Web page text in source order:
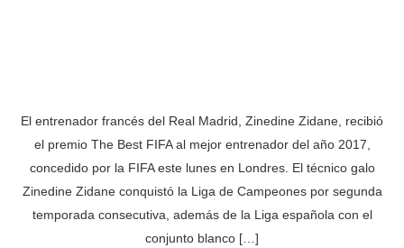
El entrenador francés del Real Madrid, Zinedine Zidane, recibió
el premio The Best FIFA al mejor entrenador del año 2017,
concedido por la FIFA este lunes en Londres. El técnico galo
Zinedine Zidane conquistó la Liga de Campeones por segunda
temporada consecutiva, además de la Liga española con el
conjunto blanco […]